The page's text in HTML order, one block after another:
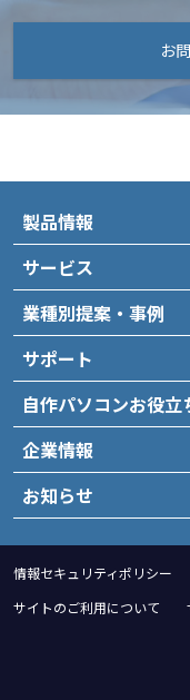
お
製品情報
サービス
業種別提案・事例
サポート
自作パソコンお役立
企業情報
お知らせ
情報セキュリティポリシー
サイトのご利用について